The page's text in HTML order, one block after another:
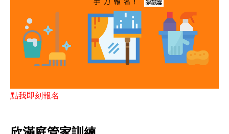
點我即刻報名